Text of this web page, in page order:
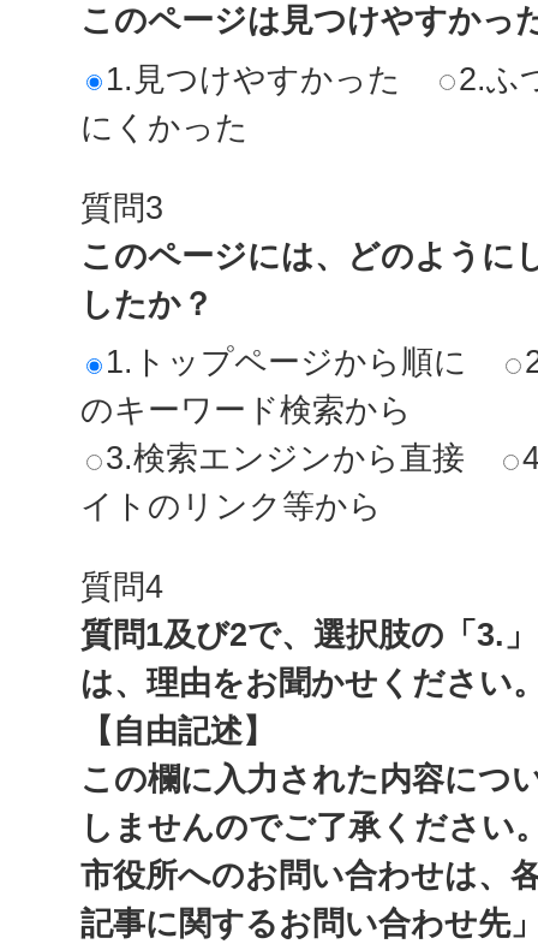
このページは見つけやすかっ
1.見つけやすかった
2.ふ
にくかった
質問3
このページには、どのように
したか？
1.トップページから順に
のキーワード検索から
3.検索エンジンから直接
イトのリンク等から
質問4
質問1及び2で、選択肢の「3.
は、理由をお聞かせください
【自由記述】
この欄に入力された内容につ
しませんのでご了承ください
市役所へのお問い合わせは、
記事に関するお問い合わせ先